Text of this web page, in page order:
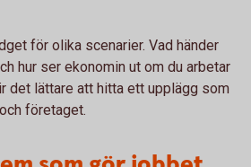
för olika scenarier. Vad händer
hur ser ekonomin ut om du arbetar
det lättare att hitta ett upplägg som
företaget.